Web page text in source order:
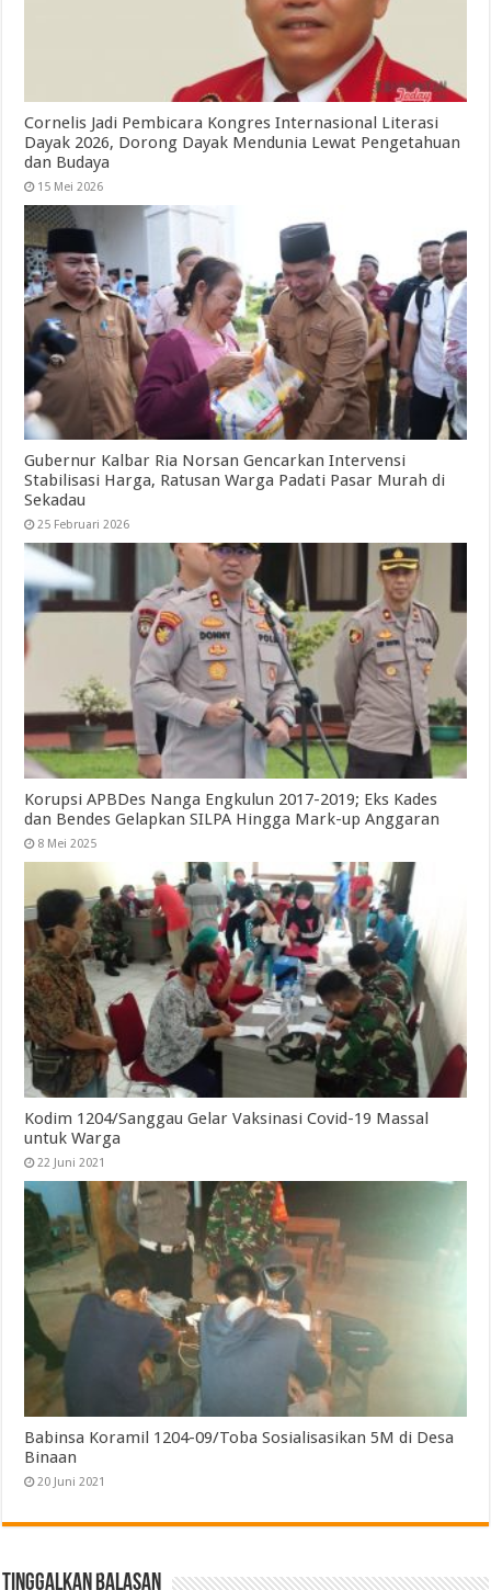
Cornelis Jadi Pembicara Kongres Internasional Literasi
Dayak 2026, Dorong Dayak Mendunia Lewat Pengetahuan
dan Budaya
15 Mei 2026
Gubernur Kalbar Ria Norsan Gencarkan Intervensi
Stabilisasi Harga, Ratusan Warga Padati Pasar Murah di
Sekadau
25 Februari 2026
Korupsi APBDes Nanga Engkulun 2017-2019; Eks Kades
dan Bendes Gelapkan SILPA Hingga Mark-up Anggaran
8 Mei 2025
Kodim 1204/Sanggau Gelar Vaksinasi Covid-19 Massal
untuk Warga
22 Juni 2021
Babinsa Koramil 1204-09/Toba Sosialisasikan 5M di Desa
Binaan
20 Juni 2021
Tinggalkan Balasan